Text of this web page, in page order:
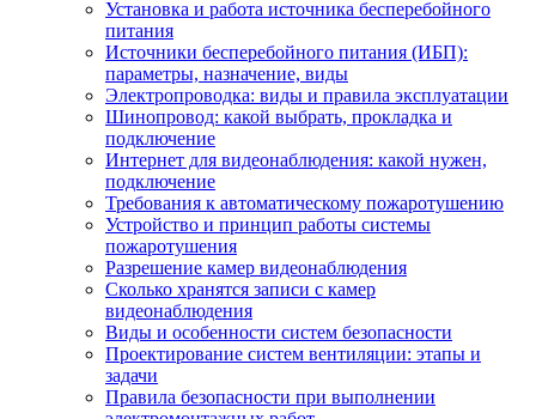
Установка и работа источника бесперебойного
питания
Источники бесперебойного питания (ИБП):
параметры, назначение, виды
Электропроводка: виды и правила эксплуатации
Шинопровод: какой выбрать, прокладка и
подключение
Интернет для видеонаблюдения: какой нужен,
подключение
Требования к автоматическому пожаротушению
Устройство и принцип работы системы
пожаротушения
Разрешение камер видеонаблюдения
Сколько хранятся записи с камер
видеонаблюдения
Виды и особенности систем безопасности
Проектирование систем вентиляции: этапы и
задачи
Правила безопасности при выполнении